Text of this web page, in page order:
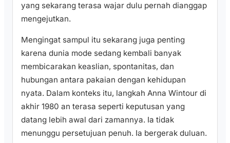
yang sekarang terasa wajar dulu pernah dianggap
mengejutkan.
Mengingat sampul itu sekarang juga penting
karena dunia mode sedang kembali banyak
membicarakan keaslian, spontanitas, dan
hubungan antara pakaian dengan kehidupan
nyata. Dalam konteks itu, langkah Anna Wintour di
akhir 1980 an terasa seperti keputusan yang
datang lebih awal dari zamannya. Ia tidak
menunggu persetujuan penuh. Ia bergerak duluan.